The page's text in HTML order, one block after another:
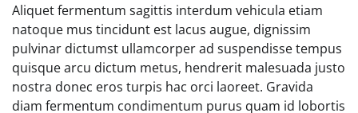
Aliquet fermentum sagittis interdum vehicula etiam
natoque mus tincidunt est lacus augue, dignissim
pulvinar dictumst ullamcorper ad suspendisse tempus
quisque arcu dictum metus, hendrerit malesuada justo
nostra donec eros turpis hac orci laoreet. Gravida
diam fermentum condimentum purus quam id lobortis